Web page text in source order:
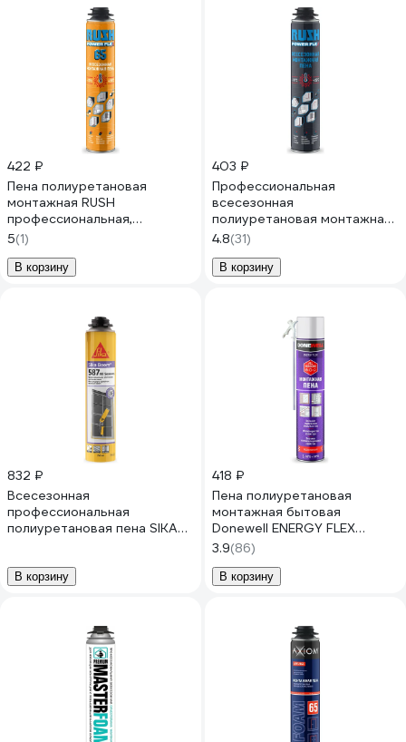
422 ₽
Пена полиуретановая
монтажная RUSH
профессиональная,
всесезонная 65 RPP10U750
5(1)
В корзину
403 ₽
Профессиональная
всесезонная
полиуретановая монтажная
пена RUSH power flex
RPP10U700
4.8(31)
В корзину
832 ₽
Всесезонная
профессиональная
полиуретановая пена SIKA
В корзину
418 ₽
Пена полиуретановая
монтажная бытовая
Donewell ENERGY FLEX
всесезонная DPH10UAS
3.9(86)
В корзину